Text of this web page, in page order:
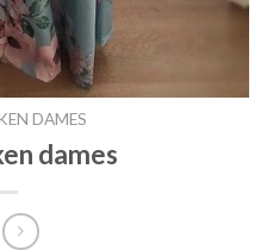
DAMES
dames